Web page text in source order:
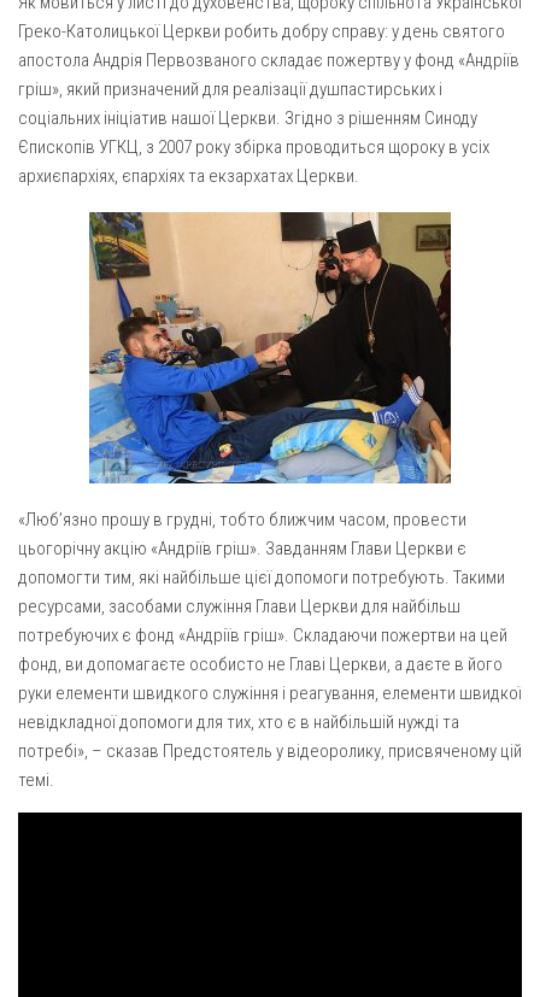
Архистратига Михаїла (м. Люботин)
Покрови Пресвятої Богородиці (с. Вільча)
Преображенська парафія (м. Лозова)
Парафія Благовіщення Пресвятої Богородиці (смт
Золочів)
(Красноград)
Парохії Полтавської області
Пресвятої Трійці (м. Полтава)
Всіх Святих українського народу (м. Полтава)
Свято-Юріївська парафія (м. Полтава)
Архистратига Михаїла (с. Пригарівка)
Благовіщення Пресвятої Богородиці (с. Шевченки)
Вознесіння ГНІХ (с. Витівка)
Вознесіння Господнього (м. Кобеляки)
Пророка Іллі (смт. Білики)
Різдва Пресвятої Богородиці (с. Вільховатка)
Св. Апостола Андрія Первозванного (с. Засулля)
Св. Миколая (с. Деменки)
Газета Християнський голос
Надруковані числа
Молитви
Галерея
Рух pro-life
Греко-Католицької Церкви робить добру справу: у день святого
апостола Андрія Первозваного складає пожертву у фонд «Андріїв
гріш», який призначений для реалізації душпастирських і
соціальних ініціатив нашої Церкви. Згідно з рішенням Синоду
Єпископів УГКЦ, з 2007 року збірка проводиться щороку в усіх
архиєпархіях, єпархіях та екзархатах Церкви.
«Люб’язно прошу в грудні, тобто ближчим часом, провести
цьогорічну акцію «Андріїв гріш». Завданням Глави Церкви є
допомогти тим, які найбільше цієї допомоги потребують. Такими
ресурсами, засобами служіння Глави Церкви для найбільш
потребуючих є фонд «Андріїв гріш». Складаючи пожертви на цей
фонд, ви допомагаєте особисто не Главі Церкви, а даєте в його
руки елементи швидкого служіння і реагування, елементи швидкої
невідкладної допомоги для тих, хто є в найбільшій нужді та
потребі», – сказав Предстоятель у відеоролику, присвяченому цій
темі.